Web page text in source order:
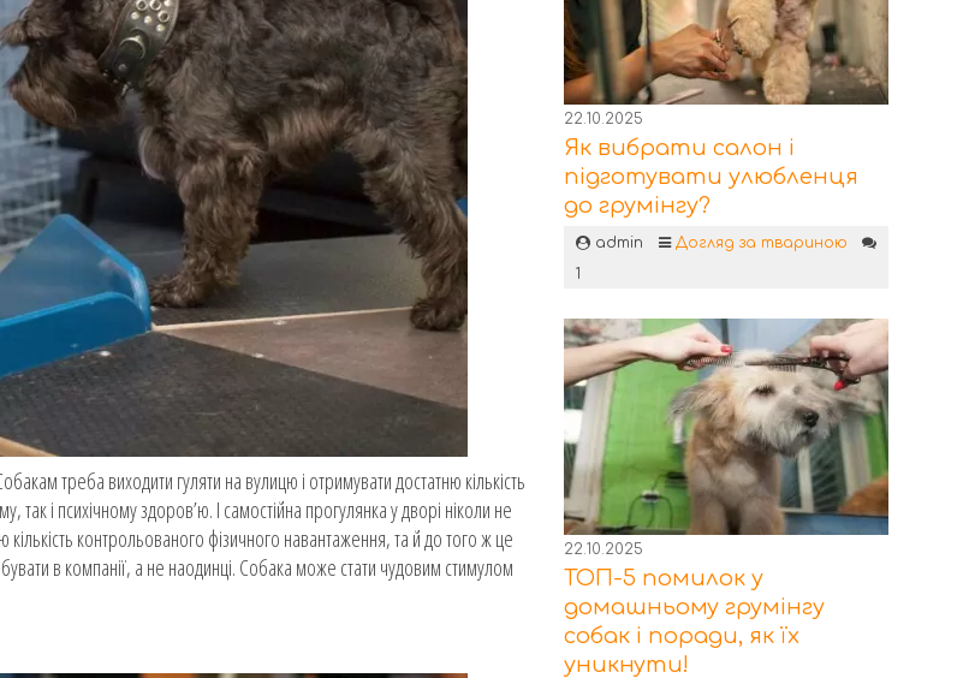
треба виходити гуляти на вулицю і отримувати достатню кількість
і психічному здоров’ю. І самостійна прогулянка у дворі ніколи не
контрольованого фізичного навантаження, та й до того ж це
в компанії, а не наодинці. Собака може стати чудовим стимулом
22.10.2025
Як вибрати салон і
підготувати улюбленця
до грумінгу?
admin
Догляд за твариною
1
22.10.2025
ТОП-5 помилок у
домашньому грумінгу
собак і поради, як їх
уникнути!